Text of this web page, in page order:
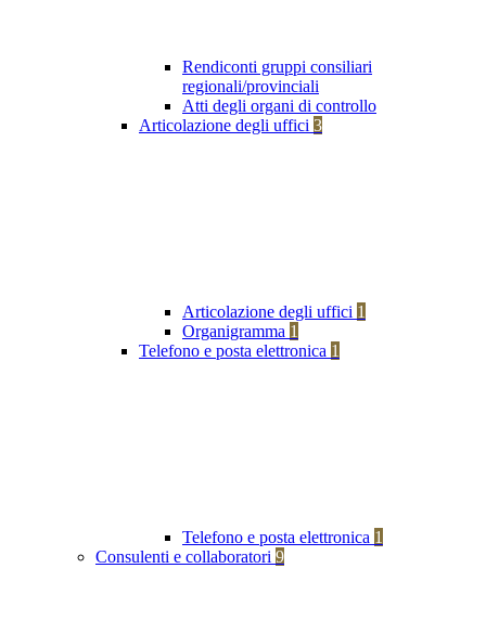
Rendiconti gruppi consiliari
regionali/provinciali
Atti degli organi di controllo
Articolazione degli uffici 3
Articolazione degli uffici 1
Organigramma 1
Telefono e posta elettronica 1
Telefono e posta elettronica 1
Consulenti e collaboratori 9